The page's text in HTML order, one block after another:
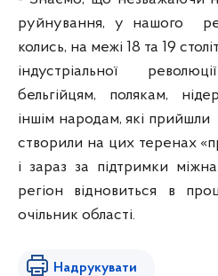
руйнування, у нашого
колись, на межі 18 та 19
індустріальної
бельгійцям, полякам,
іншім народам, які прийшли
створили на цих теренах
і зараз за підтримки
регіон відновиться в
очільник області.
Надрукувати